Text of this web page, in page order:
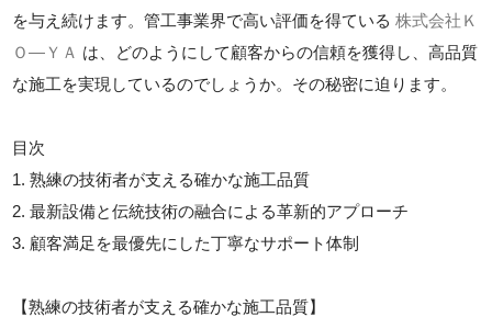
を与え続けます。管工事業界で高い評価を得ている株式会社Ｋ
Ｏ―ＹＡ は、どのようにして顧客からの信頼を獲得し、高品質
な施工を実現しているのでしょうか。その秘密に迫ります。
目次
1. 熟練の技術者が支える確かな施工品質
2. 最新設備と伝統技術の融合による革新的アプローチ
3. 顧客満足を最優先にした丁寧なサポート体制
【熟練の技術者が支える確かな施工品質】